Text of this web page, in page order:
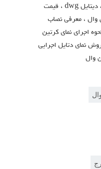
کرتین وال و دیتیل اجرایی کرتین وال ، دیتایل dwg ، قیمت
وال ، معرفی نصاب
اجرای نمای کرتین
نمای دتایل اجرایی
وال